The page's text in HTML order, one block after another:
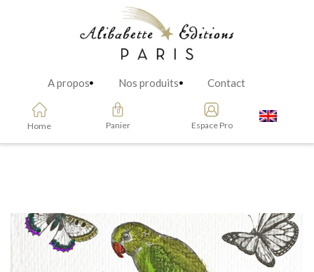
A propos Nos produits Contact
Home Panier Espace Pro